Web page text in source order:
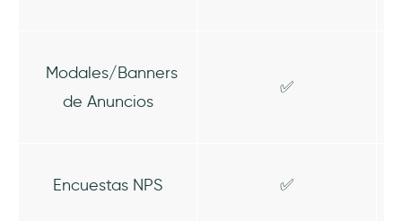
Modales/Banners
de Anuncios
✅
Encuestas NPS ✅